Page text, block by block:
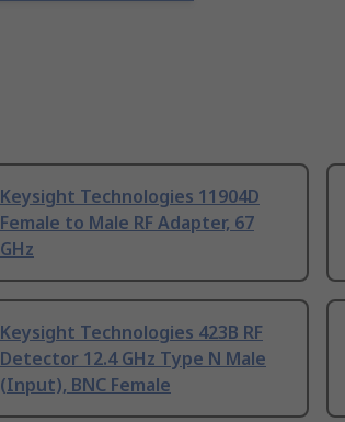
Keysight Technologies 11904D
Female to Male RF Adapter, 67
GHz
Keysight Technologies 423B RF
Detector 12.4 GHz Type N Male
(Input), BNC Female